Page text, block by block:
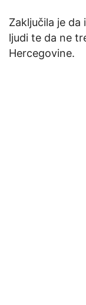
Zaključila je da
ljudi te da ne
Hercegovine.